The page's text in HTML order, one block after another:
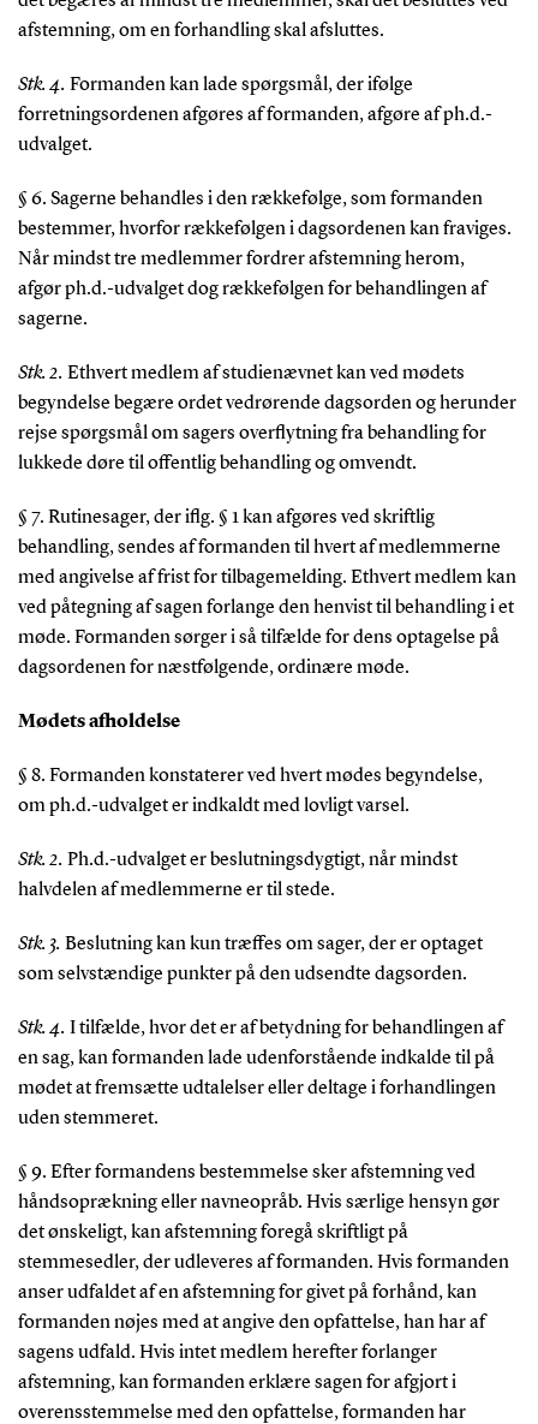
afstemning, om en forhandling skal afsluttes.
Stk. 4. Formanden kan lade spørgsmål, der ifølge
forretningsordenen afgøres af formanden, afgøre af ph.d.-
udvalget.
§ 6. Sagerne behandles i den rækkefølge, som formanden
bestemmer, hvorfor rækkefølgen i dagsordenen kan fraviges.
Når mindst tre medlemmer fordrer afstemning herom,
afgør ph.d.-udvalget dog rækkefølgen for behandlingen af
sagerne.
Stk. 2. Ethvert medlem af studienævnet kan ved mødets
begyndelse begære ordet vedrørende dagsorden og herunder
rejse spørgsmål om sagers overflytning fra behandling for
lukkede døre til offentlig behandling og omvendt.
§ 7. Rutinesager, der iflg. § 1 kan afgøres ved skriftlig
behandling, sendes af formanden til hvert af medlemmerne
med angivelse af frist for tilbagemelding. Ethvert medlem kan
ved påtegning af sagen forlange den henvist til behandling i et
møde. Formanden sørger i så tilfælde for dens optagelse på
dagsordenen for næstfølgende, ordinære møde.
Mødets afholdelse
§ 8. Formanden konstaterer ved hvert mødes begyndelse,
om ph.d.-udvalget er indkaldt med lovligt varsel.
Stk. 2. Ph.d.-udvalget er beslutningsdygtigt, når mindst
halvdelen af medlemmerne er til stede.
Stk. 3. Beslutning kan kun træffes om sager, der er optaget
som selvstændige punkter på den udsendte dagsorden.
Stk. 4. I tilfælde, hvor det er af betydning for behandlingen af
en sag, kan formanden lade udenforstående indkalde til på
mødet at fremsætte udtalelser eller deltage i forhandlingen
uden stemmeret.
§ 9. Efter formandens bestemmelse sker afstemning ved
håndsoprækning eller navneopråb. Hvis særlige hensyn gør
det ønskeligt, kan afstemning foregå skriftligt på
stemmesedler, der udleveres af formanden. Hvis formanden
anser udfaldet af en afstemning for givet på forhånd, kan
formanden nøjes med at angive den opfattelse, han har af
sagens udfald. Hvis intet medlem herefter forlanger
afstemning, kan formanden erklære sagen for afgjort i
overensstemmelse med den opfattelse, formanden har